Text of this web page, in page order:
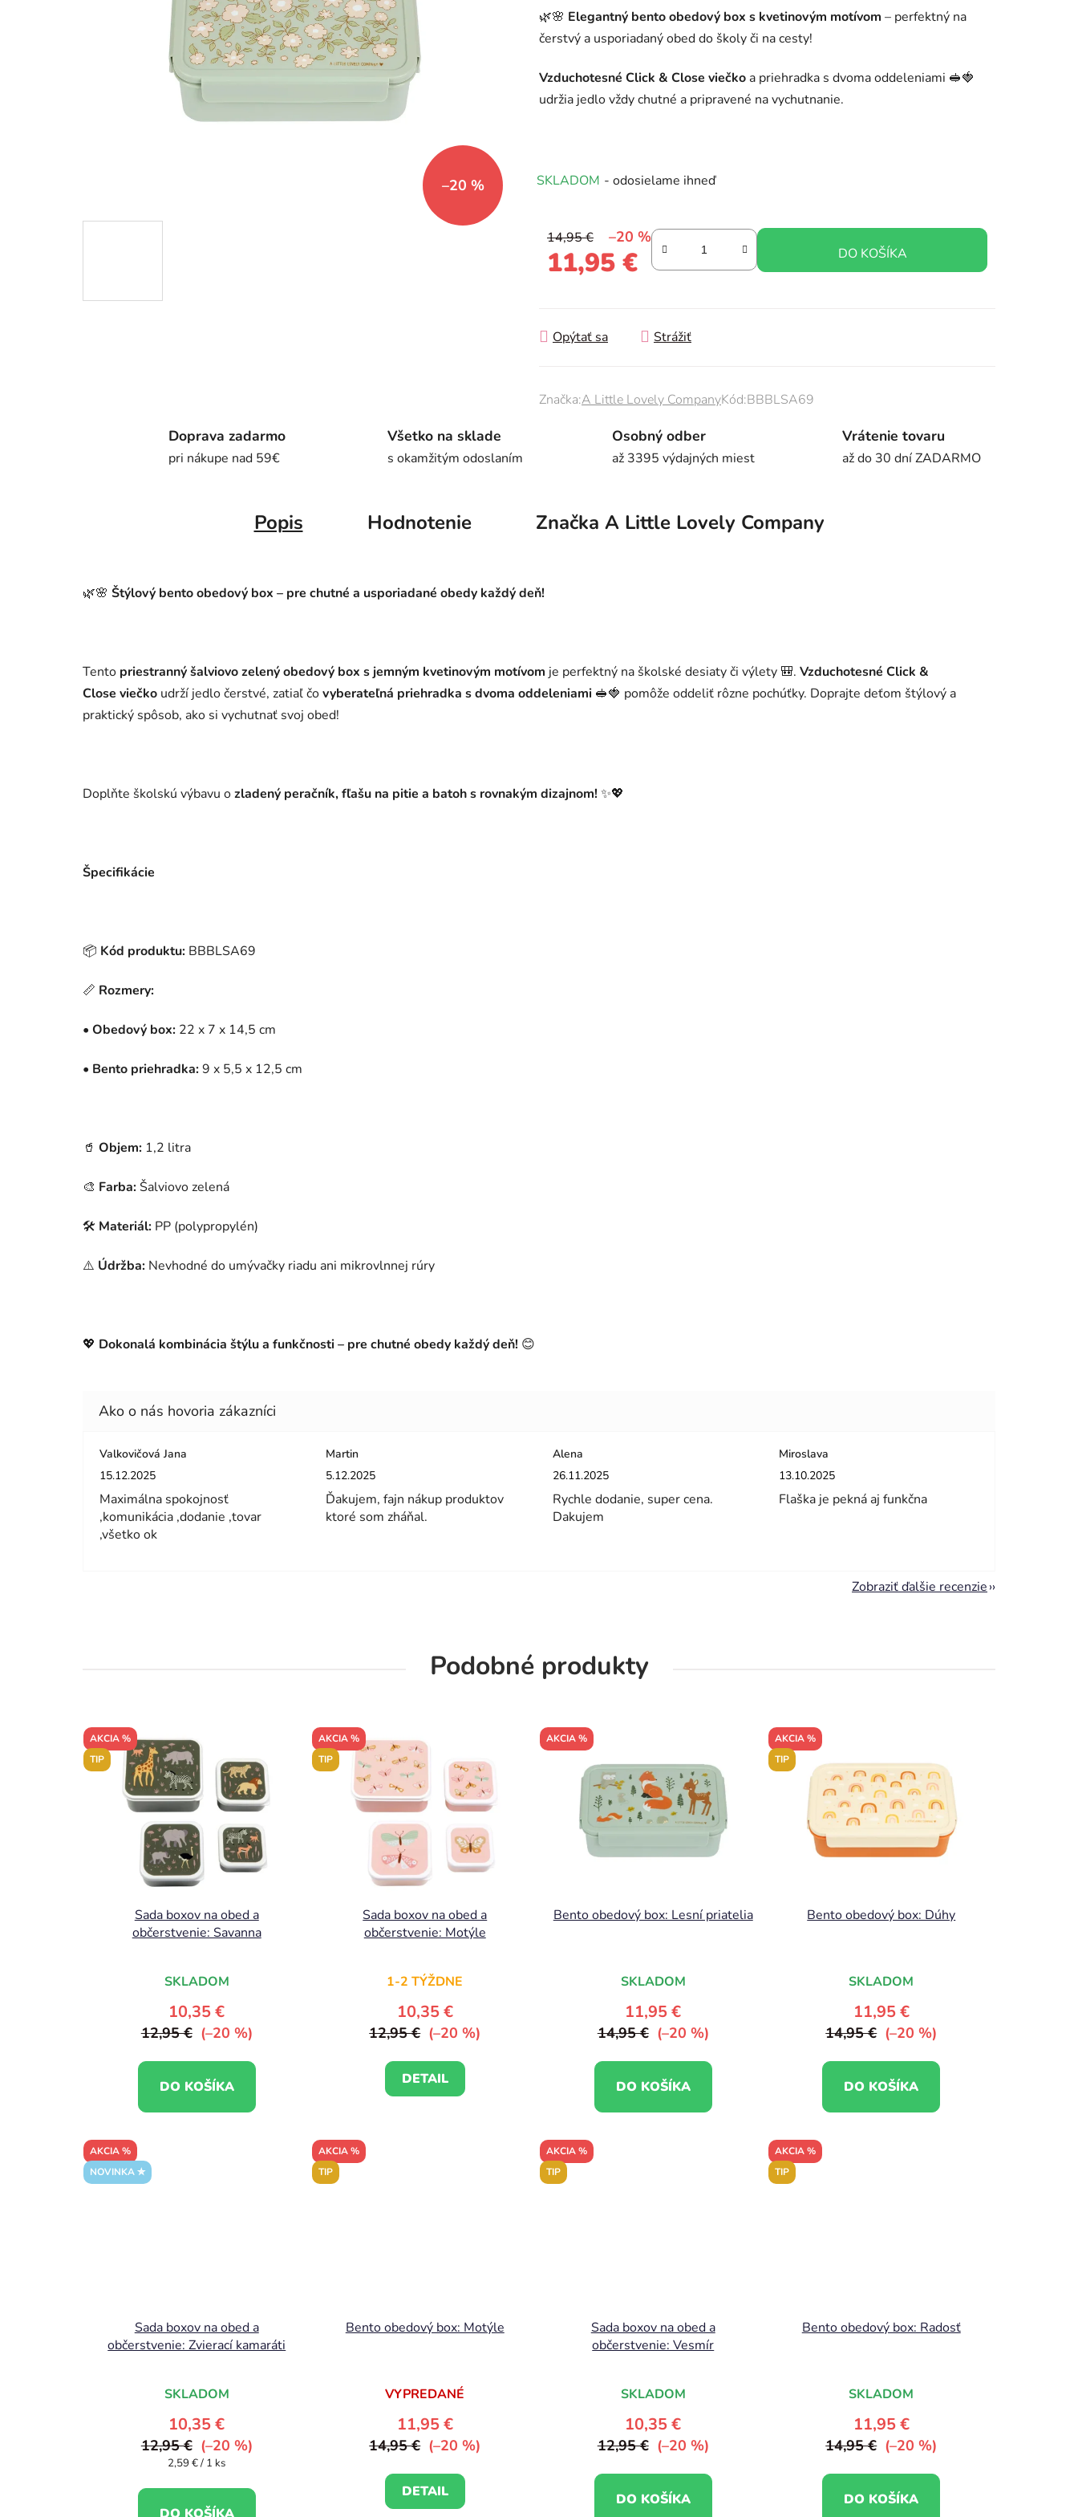
je
0,0
hviezdičiek.
🌿🌸 Elegantný bento obedový box s kvetinovým motívom – perfektný na
čerstvý a usporiadaný obed do školy či na cesty!
Vzduchotesné Click & Close viečko a priehradka s dvoma oddeleniami 🥪🍓
udržia jedlo vždy chutné a pripravené na vychutnanie.
SKLADOM - odosielame ihneď
14,95 € –20 %
11,95 € DO KOŠÍKA
Opýtať sa Strážiť
Značka:A Little Lovely CompanyKód:BBBLSA69
–20 %
Doprava zadarmo
pri nákupe nad 59€
Všetko na sklade
s okamžitým odoslaním
Osobný odber
až 3395 výdajných miest
Vrátenie tovaru
až do 30 dní ZADARMO
Popis Hodnotenie Značka A Little Lovely Company
🌿🌸 Štýlový bento obedový box – pre chutné a usporiadané obedy každý deň!
Tento priestranný šalviovo zelený obedový box s jemným kvetinovým motívom je perfektný na školské desiaty či výlety 🎒. Vzduchotesné Click &
Close viečko udrží jedlo čerstvé, zatiaľ čovyberateľná priehradka s dvoma oddeleniami 🥪🍓 pomôže oddeliť rôzne pochúťky. Doprajte deťom štýlový a
praktický spôsob, ako si vychutnať svoj obed!
Doplňte školskú výbavu ozladený peračník, fľašu na pitie a batoh s rovnakým dizajnom! ✨💖
Špecifikácie
📦 Kód produktu: BBBLSA69
📏 Rozmery:
• Obedový box: 22 x 7 x 14,5 cm
• Bento priehradka:9 x 5,5 x 12,5 cm
🥤 Objem: 1,2 litra
🎨 Farba:Šalviovo zelená
🛠 Materiál: PP (polypropylén)
⚠️ Údržba: Nevhodné do umývačky riadu ani mikrovlnnej rúry
💖 Dokonalá kombinácia štýlu a funkčnosti – pre chutné obedy každý deň! 😊
Valkovičová Jana
Hodnotenie obchodu je 5 z 5 hviezdičiek.
15.12.2025
Maximálna spokojnosť
,komunikácia ,dodanie ,tovar
,všetko ok
Martin
Hodnotenie obchodu je 5 z 5 hviezdičiek.
5.12.2025
Ďakujem, fajn nákup produktov
ktoré som zháňal.
Alena
Hodnotenie obchodu je 5 z 5 hviezdičiek.
26.11.2025
Rychle dodanie, super cena.
Dakujem
Miroslava
Hodnotenie obchodu je 5 z 5 hviezdičiek.
13.10.2025
Flaška je pekná aj funkčna
Zobraziť ďalšie recenzie
Podobné produkty
AKCIA %
TIP
Sada boxov na obed a
občerstvenie: Savanna
SKLADOM
10,35 €
12,95 € (–20 %)
DO KOŠÍKA
AKCIA %
TIP
Sada boxov na obed a
občerstvenie: Motýle
1-2 TÝŽDNE
10,35 €
12,95 € (–20 %)
DETAIL
AKCIA %
Bento obedový box: Lesní priatelia
SKLADOM
11,95 €
14,95 € (–20 %)
DO KOŠÍKA
AKCIA %
TIP
Bento obedový box: Dúhy
SKLADOM
11,95 €
14,95 € (–20 %)
DO KOŠÍKA
AKCIA %
NOVINKA ✮
Sada boxov na obed a
občerstvenie: Zvierací kamaráti
SKLADOM
10,35 €
12,95 € (–20 %)
Jednotková
2,59 € / 1 ks
AKCIA %
TIP
Bento obedový box: Motýle
VYPREDANÉ
11,95 €
14,95 € (–20 %)
DETAIL
AKCIA %
TIP
Sada boxov na obed a
občerstvenie: Vesmír
SKLADOM
10,35 €
12,95 € (–20 %)
DO KOŠÍKA
AKCIA %
TIP
Bento obedový box: Radosť
SKLADOM
11,95 €
14,95 € (–20 %)
DO KOŠÍKA